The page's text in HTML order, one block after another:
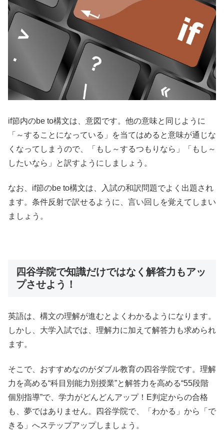
if節内のbe to構文は、意図です。他の意味と同じように
「～することになっている」を当てはめると意味が通じな
くなってしまうので、「もし～するつもりなら」「もし～
したいなら」と訳すようにしましょう。
なお、if節のbe to構文は、入試の和訳問題でよく出題され
ます。条件反射で訳せるように、言い回しを覚えてしまい
ましょう。
四谷学院で知識だけではなく解答力もアッ
プさせよう！
英語は、構文の理解が進むとよくわかるようになります。
しかし、大学入試では、理解力に加えて解答力も求められ
ます。
そこで、おすすめなのがダブル教育の四谷学院です。理解
力を高める“科目別能力別授業”と解答力を高める“55段階
個別指導”で、学力がどんどんアップ！E判定からの合格
も、夢ではありません。四谷学院で、「わかる」から「で
きる」へステップアップしましょう。